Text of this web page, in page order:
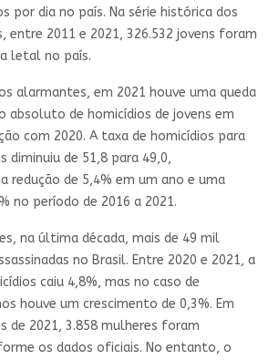
por dia no país. Na série histórica dos
entre 2011 e 2021, 326.532 jovens foram
letal no país.
alarmantes, em 2021 houve uma queda
absoluto de homicídios de jovens em
com 2020. A taxa de homicídios para
diminuiu de 51,8 para 49,0,
redução de 5,4% em um ano e uma
no período de 2016 a 2021.
na última década, mais de 49 mil
no Brasil. Entre 2020 e 2021, a
caiu 4,8%, mas no caso de
houve um crescimento de 0,3%. Em
de 2021, 3.858 mulheres foram
os dados oficiais. No entanto, o